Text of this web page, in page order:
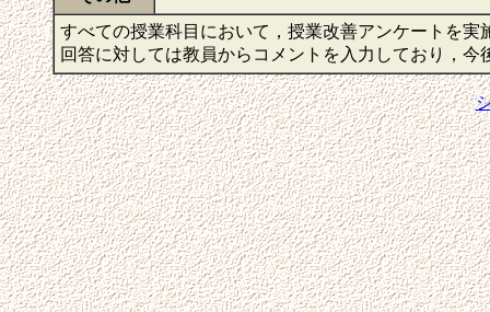
すべての授業科目において，授業改善アンケートを
回答に対しては教員からコメントを入力しており，